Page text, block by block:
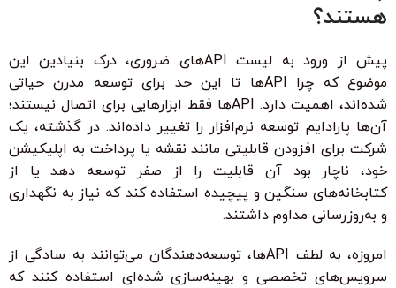
هستند؟
پیش از ورود به لیست APIهای ضروری، درک بنیادین این
موضوع که چرا APIها تا این حد برای توسعه مدرن حیاتی
شده‌اند، اهمیت دارد. APIها فقط ابزارهایی برای اتصال نیستند؛
آن‌ها پارادایم توسعه نرم‌افزار را تغییر داده‌اند. در گذشته، یک
شرکت برای افزودن قابلیتی مانند نقشه یا پرداخت به اپلیکیشن
خود، ناچار بود آن قابلیت را از صفر توسعه دهد یا از
کتابخانه‌های سنگین و پیچیده استفاده کند که نیاز به نگهداری
و به‌روزرسانی مداوم داشتند.
امروزه، به لطف APIها، توسعه‌دهندگان می‌توانند به سادگی از
سرویس‌های تخصصی و بهینه‌سازی شده‌ای استفاده کنند که